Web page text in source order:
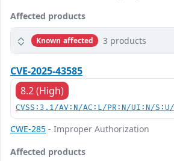
Affected products
Known affected 3 products
CVE-2025-43585
8.2 (High)
CVSS:3.1/AV:N/AC:L/PR:N/UI:N/
CWE-285 - Improper Authorization
Affected products